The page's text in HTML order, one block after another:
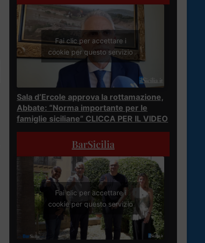
Fai clic per accettare i
cookie per questo servizio
Sala d’Ercole approva la rottamazione,
Abbate: “Norma importante per le
famiglie siciliane” CLICCA PER IL VIDEO
BarSicilia
Fai clic per accettare i
cookie per questo servizio